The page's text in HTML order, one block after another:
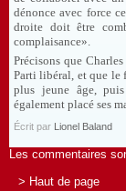
dénonce avec force
droite doit être
complaisance».
Précisons que
Parti libéral, et que le
plus jeune âge,
également placé ses
Écrit par Lionel Baland
Les commentaires
> Haut de page